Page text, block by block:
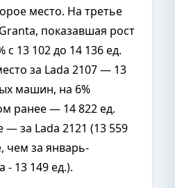
место. На третье
показавшая рост
с 13 102 до 14 136 ед.
за Lada 2107 — 13
машин, на 6%
ранее — 14 822 ед.
— за Lada 2121 (13 559
чем за январь-
- 13 149 ед.).